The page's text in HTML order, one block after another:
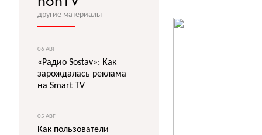
другие материалы
06 АВГ
«Радио Sostav»: Как
зарождалась реклама
на Smart TV
05 АВГ
Как пользователи